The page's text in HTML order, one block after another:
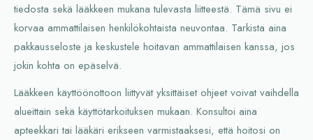
tiedosta sekä lääkkeen mukana tulevasta liitteestä. Tämä sivu ei
korvaa ammattilaisen henkilökohtaista neuvontaa. Tarkista aina
pakkausseloste ja keskustele hoitavan ammattilaisen kanssa, jos
jokin kohta on epäselvä.
Lääkkeen käyttöönottoon liittyvät yksittäiset ohjeet voivat vaihdella
alueittain sekä käyttötarkoituksen mukaan. Konsultoi aina
apteekkari tai lääkäri erikseen varmistaaksesi, että hoitosi on